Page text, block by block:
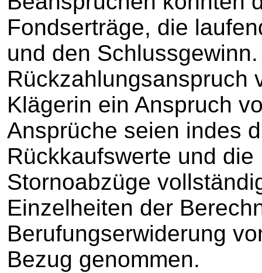
Fondserträge, die
und den
Rückzahlungsanspruch
Klägerin ein Anspruch
Ansprüche seien indes
Rückkaufswerte und
Stornoabzüge
Einzelheiten der
Berufungserwiderung
Bezug genommen.